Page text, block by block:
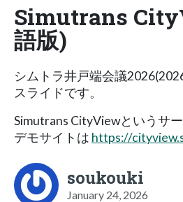
Simutrans
語版)
シムトラ井戸端会議
スライドです。
Simutrans CityViewというサ
デモサイトは https://
soukouki
January 24, 2026